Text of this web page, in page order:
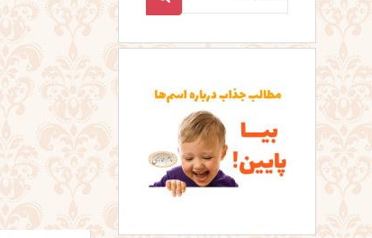
t
e
n